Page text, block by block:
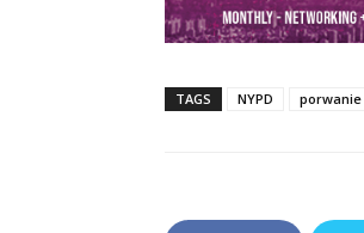
TAGS NYPD porwanie